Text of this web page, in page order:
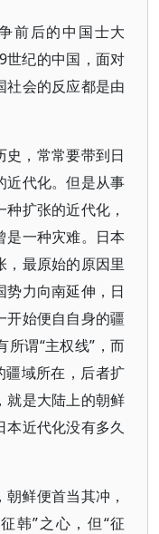
前后的中国士大
世纪的中国，面对
社会的反应都是由
，常常要带到日
近代化。但是从事
扩张的近代化，
是一种灾难。日本
，最原始的原因里
力向南延伸，日
开始便自自身的疆
所谓“主权线”，而
疆域所在，后者扩
就是大陆上的朝鲜
近代化没有多久
鲜便首当其冲，
韩”之心，但“征